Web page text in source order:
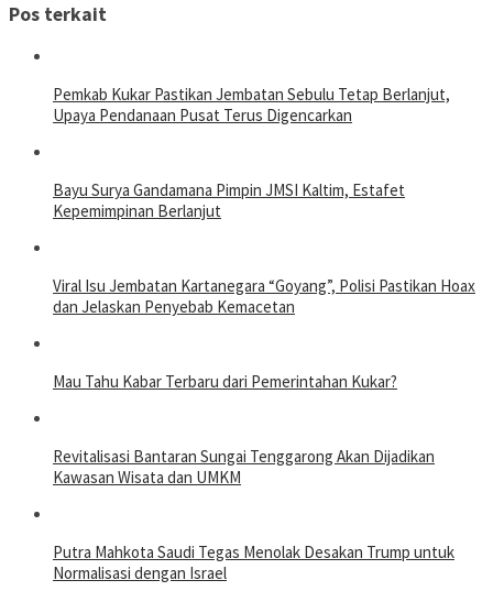
Pos terkait
Pemkab Kukar Pastikan Jembatan Sebulu Tetap Berlanjut,
Upaya Pendanaan Pusat Terus Digencarkan
Bayu Surya Gandamana Pimpin JMSI Kaltim, Estafet
Kepemimpinan Berlanjut
Viral Isu Jembatan Kartanegara “Goyang”, Polisi Pastikan Hoax
dan Jelaskan Penyebab Kemacetan
Mau Tahu Kabar Terbaru dari Pemerintahan Kukar?
Revitalisasi Bantaran Sungai Tenggarong Akan Dijadikan
Kawasan Wisata dan UMKM
Putra Mahkota Saudi Tegas Menolak Desakan Trump untuk
Normalisasi dengan Israel